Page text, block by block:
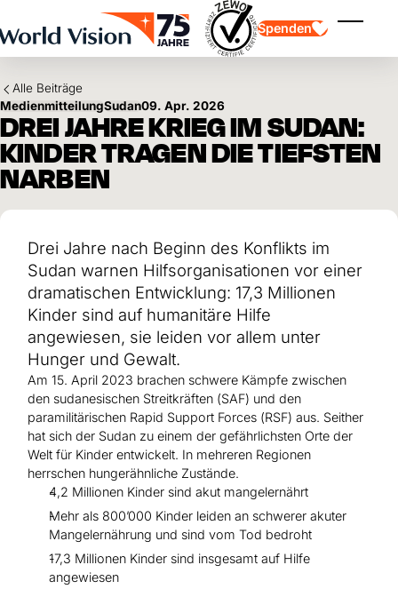
Spenden
Kinderpatenschaft
Geschenkspende
Patenschaft für Kinder in Not
Thematische Spende
Testament und Legat
Philanthropie
Unternehmenskooperationen
Erdbeben Venezuela
Hilfe für Ukraine
Hilfe für Sudan
Hilfe für Afghanistan
Alle Nothilfe-Projekte
Vision und Werte
Partner
Einsatzgebiete
Wirkung und Erfolge
Mittelverwendung
Jahresbericht und Finanzen
Afrika
Asien
Lateinamerika
Naher Osten und Europa
Alle Beiträge
MedienmitteilungSudan09. Apr. 2026
DREI JAHRE KRIEG IM SUDAN:
KINDER TRAGEN DIE TIEFSTEN
NARBEN
Drei Jahre nach Beginn des Konflikts im
Sudan warnen Hilfsorganisationen vor einer
dramatischen Entwicklung: 17,3 Millionen
Kinder sind auf humanitäre Hilfe
angewiesen, sie leiden vor allem unter
Hunger und Gewalt.
Am 15. April 2023 brachen schwere Kämpfe zwischen
den sudanesischen Streitkräften (SAF) und den
paramilitärischen Rapid Support Forces (RSF) aus. Seither
hat sich der Sudan zu einem der gefährlichsten Orte der
Welt für Kinder entwickelt. In mehreren Regionen
herrschen hungerähnliche Zustände.
4,2 Millionen Kinder sind akut mangelernährt
Mehr als 800’000 Kinder leiden an schwerer akuter
Mangelernährung und sind vom Tod bedroht
17,3 Millionen Kinder sind insgesamt auf Hilfe
angewiesen